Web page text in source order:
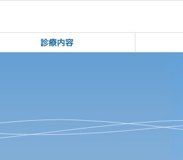
院 | 盛岡市立見前南中学校1年生 ネット・ゲー
せいわ病院 | 盛岡市